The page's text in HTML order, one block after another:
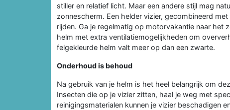
stiller en relatief licht. Maar een andere stijl mag
zonnescherm. Een helder vizier, gecombineerd
rijden. Ga je regelmatig op motorvakantie naar het
helm met extra ventilatiemogelijkheden om
felgekleurde helm valt meer op dan een zwarte.
Onderhoud is behoud
Na gebruik van je helm is het heel belangrijk om
Insecten die op je vizier zitten, haal je weg met
reinigingsmaterialen kunnen je vizier beschadigen